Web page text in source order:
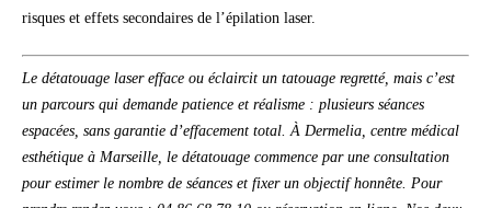
risques et effets secondaires de l’épilation laser.
Le détatouage laser efface ou éclaircit un tatouage regretté, mais c’est
un parcours qui demande patience et réalisme : plusieurs séances
espacées, sans garantie d’effacement total. À Dermelia, centre médical
esthétique à Marseille, le détatouage commence par une consultation
pour estimer le nombre de séances et fixer un objectif honnête. Pour